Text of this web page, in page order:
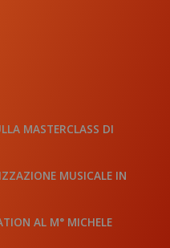
MASTERCLASS DI
MUSICALE IN
AL M° MICHELE